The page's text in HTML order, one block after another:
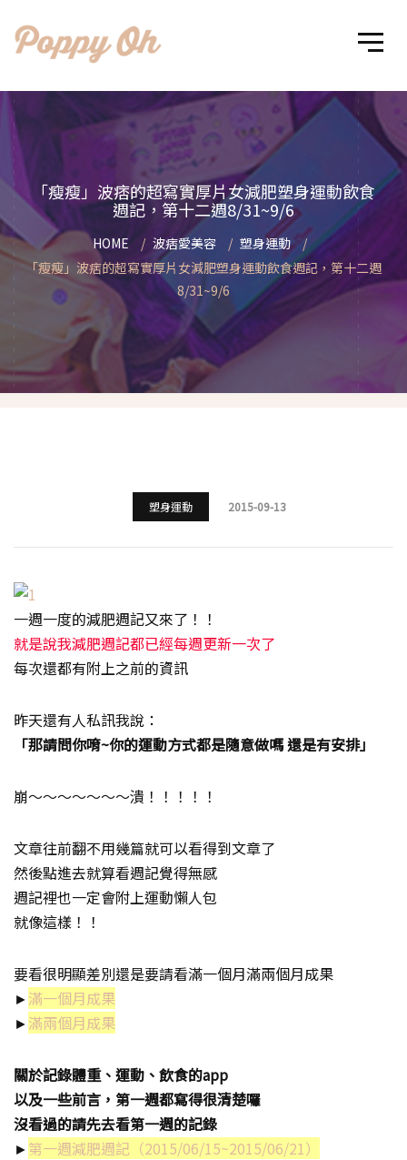
「瘦瘦」波痞的超寫實厚片女減肥塑身運動飲食
週記，第十二週8/31~9/6
HOME 波痞愛美容
塑身運動
「瘦瘦」波痞的超寫實厚片女減肥塑身運動飲食週記，第十二週
8/31~9/6
塑身運動 2015-09-13
一週一度的減肥週記又來了！！
就是說我減肥週記都已經每週更新一次了
每次還都有附上之前的資訊
昨天還有人私訊我說：
「那請問你唷~你的運動方式都是隨意做嗎 還是有安排」
崩～～～～～～～潰！！！！！
文章往前翻不用幾篇就可以看得到文章了
然後點進去就算看週記覺得無感
週記裡也一定會附上運動懶人包
就像這樣！！
要看很明顯差別還是要請看滿一個月滿兩個月成果
►滿一個月成果
►滿兩個月成果
關於記錄體重、運動、飲食的app
以及一些前言，第一週都寫得很清楚囉
沒看過的請先去看第一週的記錄
►第一週減肥週記（2015/06/15~2015/06/21）